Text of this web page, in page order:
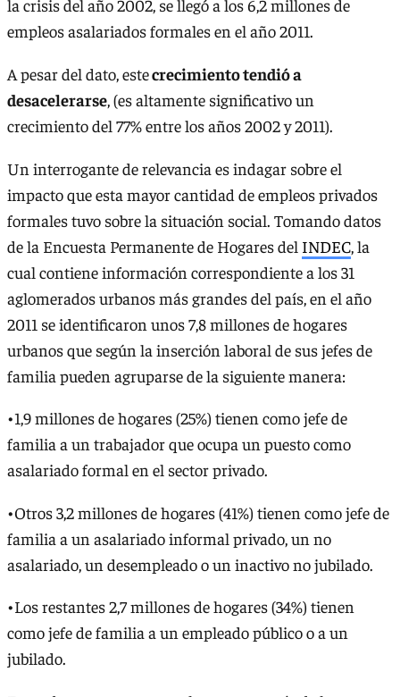
la crisis del año 2002, se llegó a los 6,2 millones de
empleos asalariados formales en el año 2011.
A pesar del dato, estecrecimiento tendió a
desacelerarse, (es altamente significativo un
crecimiento del 77% entre los años 2002 y 2011).
Un interrogante de relevancia es indagar sobre el
impacto que esta mayor cantidad de empleos privados
formales tuvo sobre la situación social. Tomando datos
de la Encuesta Permanente de Hogares del INDEC , la
cual contiene información correspondiente a los 31
aglomerados urbanos más grandes del país, en el año
2011 se identificaron unos 7,8 millones de hogares
urbanos que según la inserción laboral de sus jefes de
familia pueden agruparse de la siguiente manera:
•1,9 millones de hogares (25%) tienen como jefe de
familia a un trabajador que ocupa un puesto como
asalariado formal en el sector privado.
•Otros 3,2 millones de hogares (41%) tienen como jefe de
familia a un asalariado informal privado, un no
asalariado, un desempleado o un inactivo no jubilado.
•Los restantes 2,7 millones de hogares (34%) tienen
como jefe de familia a un empleado público o a un
jubilado.